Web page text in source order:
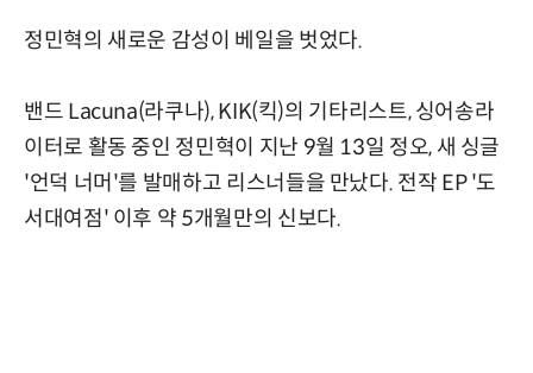
정민혁의 새로운 감성이 베일을 벗었다.
밴드 Lacuna(라쿠나), KIK(킥)의 기타리스트, 싱어송라
이터로 활동 중인 정민혁이 지난 9월 13일 정오, 새 싱글
'언덕 너머'를 발매하고 리스너들을 만났다. 전작 EP '도
서대여점' 이후 약 5개월만의 신보다.